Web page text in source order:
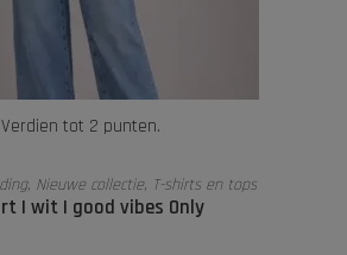
Verdien tot 2 punten.
OPTIES SELECTEREN
, Nieuwe collectie, T-shirts en tops
| wit | good vibes Only